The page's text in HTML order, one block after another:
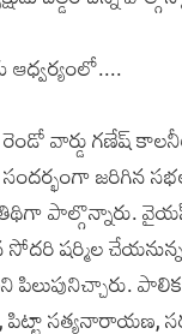
ఆధ్వర్యంలో....
రెండో వార్డు గణేష్
జరిగిన
పాల్గొన్నారు.
సోదరి షర్మిల
పాలిక
సత్యనారాయణ,